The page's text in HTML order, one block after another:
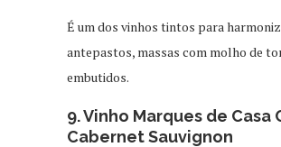
É um dos vinhos tintos para
antepastos, massas com molho de
embutidos.
9. Vinho Marques de Casa
Cabernet Sauvignon